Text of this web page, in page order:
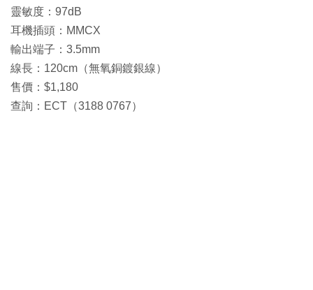
靈敏度：97dB
耳機插頭：MMCX
輸出端子：3.5mm
線長：120cm（無氧銅鍍銀線）
售價：$1,180
查詢：ECT（3188 0767）